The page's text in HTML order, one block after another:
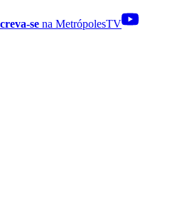
se na MetrópolesTV